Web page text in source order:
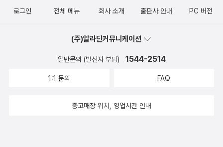
로그인 전체 메뉴 회사 소개 출판사 안내 PC 버전
(주)알라딘커뮤니케이션
일반문의 (발신자 부담) 1544-2514
1:1 문의 FAQ
중고매장 위치, 영업시간 안내